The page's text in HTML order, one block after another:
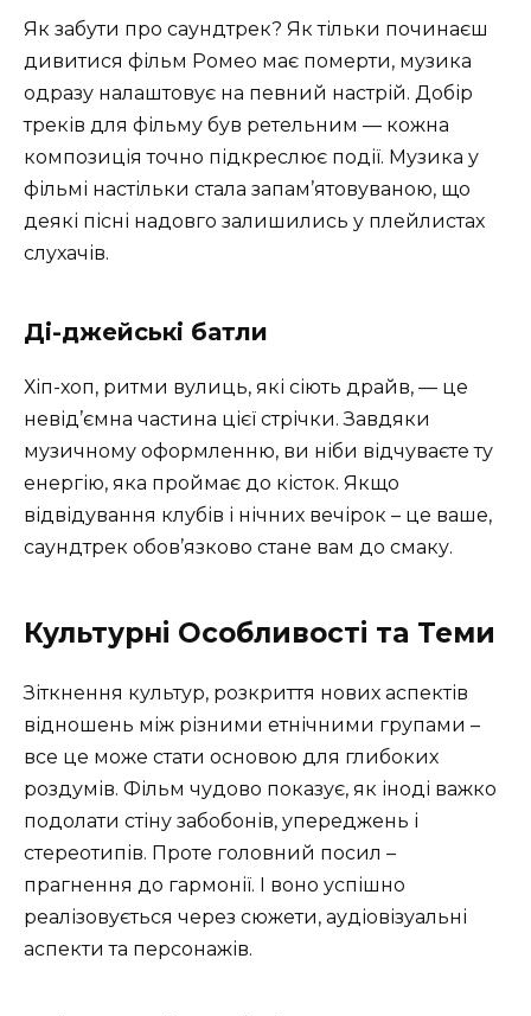
Як забути про саундтрек? Як тільки починаєш
дивитися фільм Ромео має померти, музика
одразу налаштовує на певний настрій. Добір
треків для фільму був ретельним — кожна
композиція точно підкреслює події. Музика у
фільмі настільки стала запам’ятовуваною, що
деякі пісні надовго залишились у плейлистах
слухачів.
Ді-джейські батли
Хіп-хоп, ритми вулиць, які сіють драйв, — це
невід’ємна частина цієї стрічки. Завдяки
музичному оформленню, ви ніби відчуваєте ту
енергію, яка проймає до кісток. Якщо
відвідування клубів і нічних вечірок – це ваше,
саундтрек обов’язково стане вам до смаку.
Культурні Особливості та Теми
Зіткнення культур, розкриття нових аспектів
відношень між різними етнічними групами –
все це може стати основою для глибоких
роздумів. Фільм чудово показує, як іноді важко
подолати стіну забобонів, упереджень і
стереотипів. Проте головний посил –
прагнення до гармонії. І воно успішно
реалізовується через сюжети, аудіовізуальні
аспекти та персонажів.